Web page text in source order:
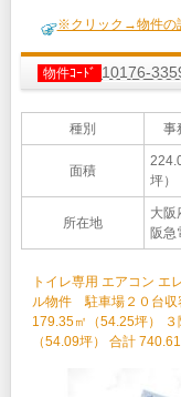
※クリック→物件の
物件ｺｰﾄﾞ 10176-
種別 事
面積
坪）
所在地
大阪
阪急
トイレ専用 エアコン
ル物件 駐車場２０台収
179.35㎡（54.25坪）
（54.09坪） 合計